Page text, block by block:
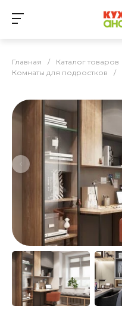
Главная / Каталог товаров
Комнаты для подростков
/